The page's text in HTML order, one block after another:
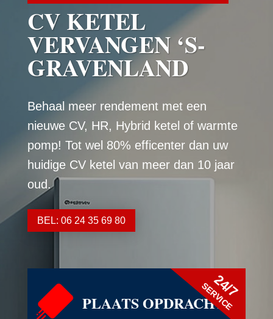
CV KETEL
VERVANGEN ‘S-
GRAVENLAND
Behaal meer rendement met een
nieuwe CV, HR, Hybrid ketel of warmte
pomp! Tot wel 80% efficenter dan uw
huidige CV ketel van meer dan 10 jaar
oud.
BEL: 06 24 35 69 80
PLAATS OPDRACHT
24/7
SERVICE